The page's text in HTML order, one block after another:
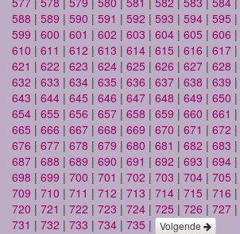
588 | 589 | 590 | 591 | 592 | 593 | 594 | 595 |
599 | 600 | 601 | 602 | 603 | 604 | 605 | 606 |
610 | 611 | 612 | 613 | 614 | 615 | 616 | 617 |
621 | 622 | 623 | 624 | 625 | 626 | 627 | 628 |
632 | 633 | 634 | 635 | 636 | 637 | 638 | 639 |
643 | 644 | 645 | 646 | 647 | 648 | 649 | 650 |
654 | 655 | 656 | 657 | 658 | 659 | 660 | 661 |
665 | 666 | 667 | 668 | 669 | 670 | 671 | 672 |
676 | 677 | 678 | 679 | 680 | 681 | 682 | 683 |
687 | 688 | 689 | 690 | 691 | 692 | 693 | 694 |
698 | 699 | 700 | 701 | 702 | 703 | 704 | 705 |
709 | 710 | 711 | 712 | 713 | 714 | 715 | 716 |
720 | 721 | 722 | 723 | 724 | 725 | 726 | 727 |
731 | 732 | 733 | 734 | 735 | Volgende